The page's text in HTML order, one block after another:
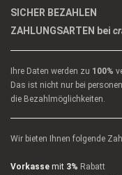
SICHER BEZAHLEN
ZAHLUNGSARTEN bei
Ihre Daten werden zu 100%
Das ist nicht nur bei
die Bezahlmöglichkeiten.
Wir bieten Ihnen folgende
Vorkasse mit 3% Rabatt